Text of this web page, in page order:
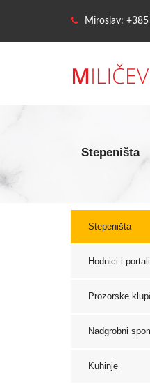
Miroslav:
Stepeništa
Stepeništa
Hodnici i portali
Prozorske
Nadgrobni
Kuhinje